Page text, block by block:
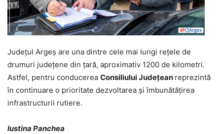
Județul Argeș are una dintre cele mai lungi rețele de
drumuri județene din țară, aproximativ 1200 de kilometri.
Astfel, pentru conducerea Consiliului Județean reprezintă
în continuare o prioritate dezvoltarea și îmbunătățirea
infrastructurii rutiere.
Iustina Panchea